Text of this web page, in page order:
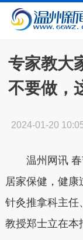
专家教大
不要做，
2024-01-20
温州网讯 春
居家保健，健
针灸推拿科主任
教授郑士立在本